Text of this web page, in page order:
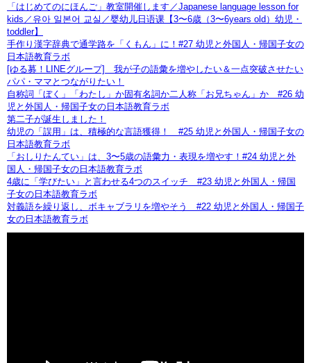
「はじめてのにほんご」教室開催します／Japanese language lesson for
kids／유아 일본어 교실／婴幼儿日语课【3〜6歳（3〜6years old）幼児・
toddler】
手作り漢字辞典で通学路を「くもん」に！#27 幼児と外国人・帰国子女の
日本語教育ラボ
[ゆる募！LINEグループ] 我が子の語彙を増やしたい＆一点突破させたい
パパ・ママとつながりたい！
自称詞「ぼく」「わたし」か固有名詞か二人称「お兄ちゃん」か #26 幼
児と外国人・帰国子女の日本語教育ラボ
第二子が誕生しました！
幼児の「誤用」は、積極的な言語獲得！ #25 幼児と外国人・帰国子女の
日本語教育ラボ
「おしりたんてい」は、3〜5歳の語彙力・表現を増やす！#24 幼児と外
国人・帰国子女の日本語教育ラボ
4歳に「学びたい」と言わせる4つのスイッチ #23 幼児と外国人・帰国
子女の日本語教育ラボ
対義語を繰り返し、ボキャブラリを増やそう #22 幼児と外国人・帰国子
女の日本語教育ラボ